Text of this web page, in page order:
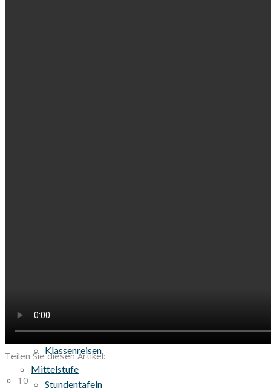
Jahrgangsstufe 7
Anmeldung für eine fünfte Klasse
Klassenreisen
Mittelstufe
Stundentafeln
Teilen Sie diesen Artikel:
10